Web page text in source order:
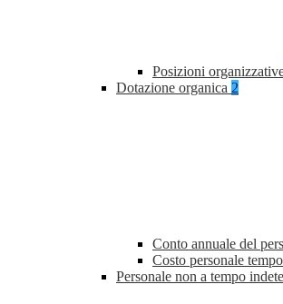
Posizioni
Dotazione organica 2
Conto annuale del
Costo personale
Personale non a tempo